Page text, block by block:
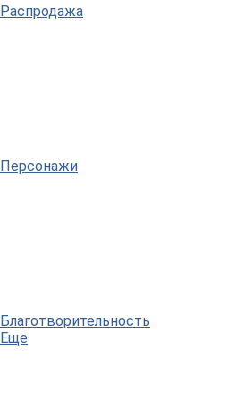
Распродажа
Персонажи
Благотворительность
Еще